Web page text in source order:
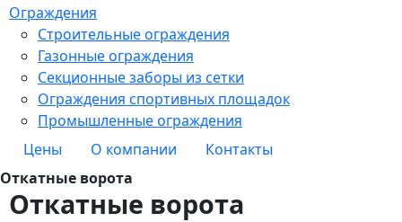
Ограждения
Строительные ограждения
Газонные ограждения
Секционные заборы из сетки
Ограждения спортивных площадок
Промышленные ограждения
Цены
О компании
Контакты
Откатные ворота
Откатные ворота